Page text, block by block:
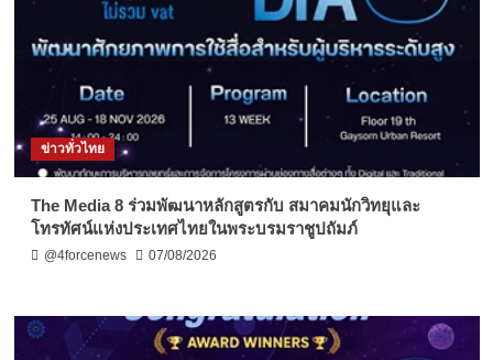
ข่าวทั่วไทย
The Media 8 ร่วมพัฒนาหลักสูตรกับ สมาคมนักวิทยุและ
โทรทัศน์แห่งประเทศไทยในพระบรมราชูปถัมภ์
@4forcenews 07/08/2026